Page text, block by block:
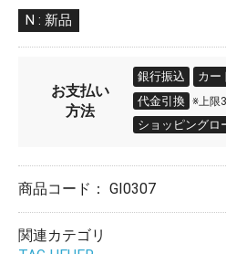
N : 新品
お支払い
方法
銀行振込 カー
代金引換 ※上限
ショッピングロ
商品コード： GI0307
関連カテゴリ